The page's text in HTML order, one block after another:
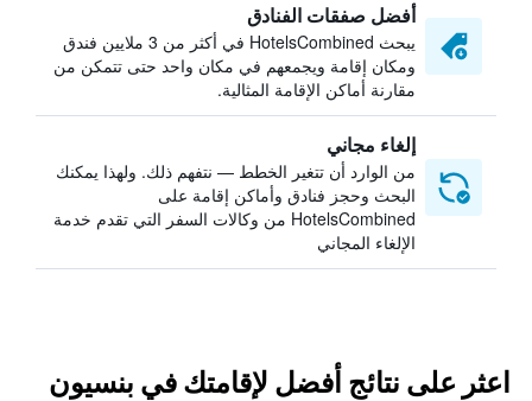
أفضل صفقات الفنادق
يبحث HotelsCombined في أكثر من 3 ملايين فندق
ومكان إقامة ويجمعهم في مكان واحد حتى تتمكن من
مقارنة أماكن الإقامة المثالية.
إلغاء مجاني
من الوارد أن تتغير الخطط — نتفهم ذلك. ولهذا يمكنك
البحث وحجز فنادق وأماكن إقامة على
HotelsCombined من وكالات السفر التي تقدم خدمة
الإلغاء المجاني
اعثر على نتائج أفضل لإقامتك في بنسيون